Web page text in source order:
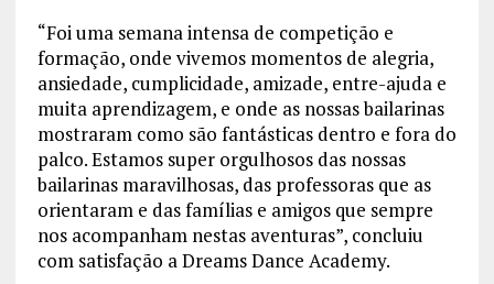
“Foi uma semana intensa de competição e
formação, onde vivemos momentos de alegria,
ansiedade, cumplicidade, amizade, entre-ajuda e
muita aprendizagem, e onde as nossas bailarinas
mostraram como são fantásticas dentro e fora do
palco. Estamos super orgulhosos das nossas
bailarinas maravilhosas, das professoras que as
orientaram e das famílias e amigos que sempre
nos acompanham nestas aventuras”, concluiu
com satisfação a Dreams Dance Academy.